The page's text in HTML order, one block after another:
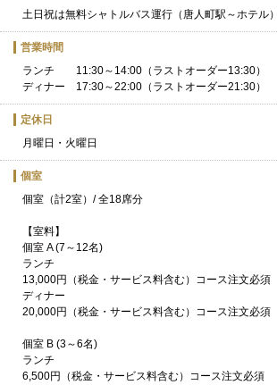
土日祝は無料シャトルバス運行（唐人町駅～ホテル）
営業時間
ランチ 11:30～14:00（ラストオーダー13:30）
ディナー 17:30～22:00（ラストオーダー21:30）
定休日
月曜日・火曜日
個室
個室（計2室）/ 全18席分
【室料】
個室 A (7～12名)
ランチ
13,000円（税金・サービス料含む）コース注文必須
ディナー
20,000円（税金・サービス料含む）コース注文必須
個室 B (3～6名)
ランチ
6,500円（税金・サービス料含む）コース注文必須